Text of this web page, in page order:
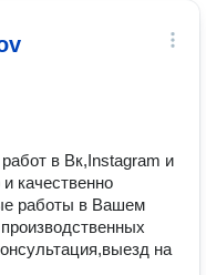
в Вк,Instagram и
качественно
работы в Вашем
на